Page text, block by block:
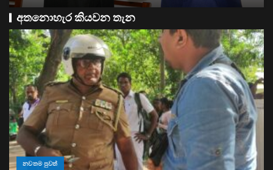
අතනොහැර කියවන තැන
නවතම පුවත්